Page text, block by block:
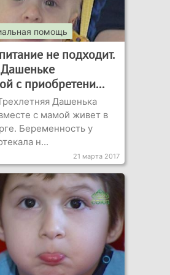
помощь
не подходит.
с приобретени...
Дашенька
с мамой живет в
Беременность у
н...
21 марта 2017